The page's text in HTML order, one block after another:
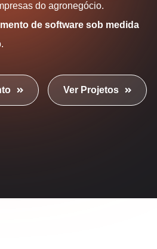
do agronegócio.
de software sob medida
Ver Projetos